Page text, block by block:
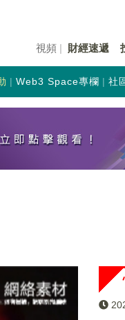
視頻 財經速遞
Web3 Space專欄 社